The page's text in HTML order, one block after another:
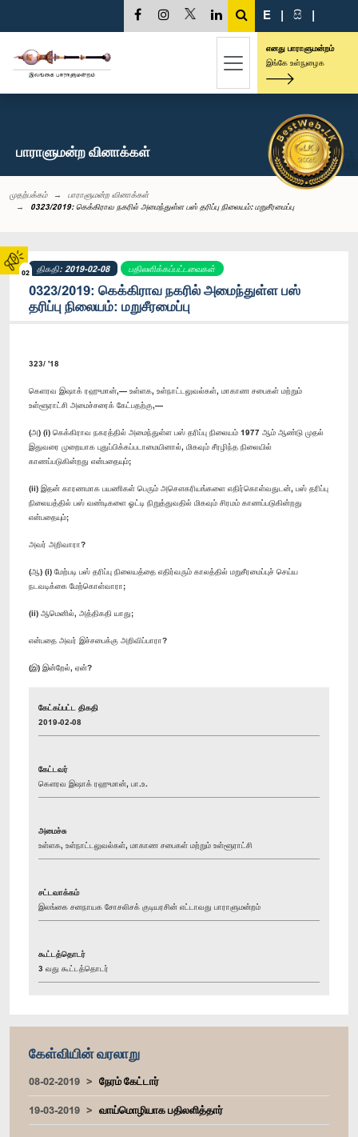
02
E | සි |
எனது பாராளுமன்றம்
இங்கே உள்நுழைக
பாராளுமன்ற வினாக்கள்
முதற்பக்கம்
பாராளுமன்ற வினாக்கள்
0323/2019: கெக்கிராவ நகரில் அமைந்துள்ள பஸ் தரிப்பு நிலையம்: மறுசீரமைப்பு
திகதி: 2019-02-08 பதிலளிக்கப்பட்டவைகள்
0323/2019: கெக்கிராவ நகரில் அமைந்துள்ள பஸ்
தரிப்பு நிலையம்: மறுசீரமைப்பு
323/ '18
கெளரவ இஷாக் ரஹுமான்,— உள்ளக, உள்நாட்டலுவல்கள், மாகாண சபைகள் மற்றும்
உள்ளூராட்சி அமைச்சரைக் கேட்பதற்கு,—
(அ) (i) கெக்கிராவ நகரத்தில் அமைந்துள்ள பஸ் தரிப்பு நிலையம் 1977 ஆம் ஆண்டு முதல்
இதுவரை முறையாக புதுப்பிக்கப்படாமையினால், மிகவும் சீரழிந்த நிலையில்
காணப்படுகின்றது என்பதையும்;
(ii) இதன் காரணமாக பயணிகள் பெரும் அசௌகரியங்களை எதிர்கொள்வதுடன், பஸ் தரிப்பு
நிலையத்தில் பஸ் வண்டிகளை ஓட்டி நிறுத்துவதில் மிகவும் சிரமம் காணப்படுகின்றது
என்பதையும்;
அவர் அறிவாரா?
(ஆ) (i) மேற்படி பஸ் தரிப்பு நிலையத்தை எதிர்வரும் காலத்தில் மறுசீரமைப்புச் செய்ய
நடவடிக்கை மேற்கொள்வாரா;
(ii) ஆமெனில், அத்திகதி யாது;
என்பதை அவர் இச்சபைக்கு அறிவிப்பாரா?
(இ) இன்றேல், ஏன்?
கேட்கப்பட்ட திகதி
2019-02-08
கேட்டவர்
கௌரவ இஷாக் ரஹுமான், பா.உ.
அமைச்சு
உள்ளக, உள்நாட்டலுவல்கள், மாகாண சபைகள் மற்றும் உள்ளூராட்சி
சட்டவாக்கம்
இலங்கை சனநாயக சோசலிசக் குடியரசின் எட்டாவது பாராளுமன்றம்
கூட்டத்தொடர்
3 வது கூட்டத்தொடர்
கேள்வியின் வரலாறு
08-02-2019
நேரம் கேட்டார்
19-03-2019
வாய்மொழியாக பதிலளித்தார்